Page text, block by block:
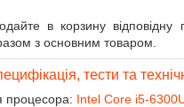
в корзину відповідну
з основним товаром.
тести та
процесора: Intel Core i5-